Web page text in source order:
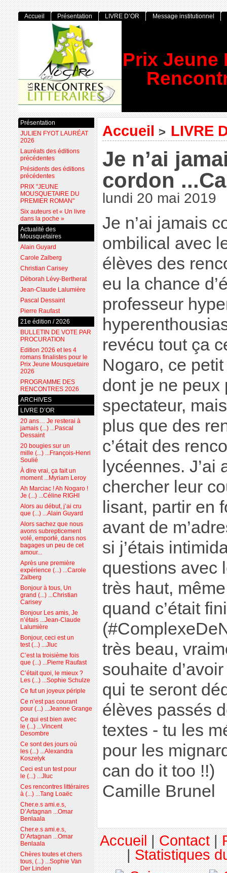
Prix Jeune
Accueil > LIVRE
Je n’ai
cordon
lundi 20 mai 2019
Je n’ai jamais
ombilical avec
élèves des
eu la chance
professeur
revécu tout ça
Nogaro, ce
dont je ne peux
spectateur,
plus que des
c’était des
lycéennes.
chercher leur
lisant, partir en
avant de
si j’étais
questions avec
très haut,
quand c’était fini
très beau,
souhaite
qui te seront
élèves passés
textes - tu les
pour les
can do it too !!)
Camille Brunel
Accueil Présentation LIVRE D’OR Message institutionnel
Présentation
JULIEN FYOT LAURÉAT
2026
Lauréats des éditions
précédentes
Présidents des éditions
précédentes
PRIX "JEUNE
MOUSQUETAIRE DU
PREMIER ROMAN"
Six auteurs et « Un livre
dans la poche »
Actualité des
Mousquetaires
Alain Guyard
Carole Zalberg
Christian Carisey
Déborah Lévy-Bertherat
Jean-Claude Lalumière
Pascal Dessaint
Pierre Raufast
21e édition / 2026
BULLETIN DE VOTE PAR
PROCURATION
Edition 2026 et les 4
romans finalistes pour le
Prix Jeune Mousquetaire
2026
PROGRAMME DES
RENCONTRES 2026
ARCHIVES
LIVRE D’OR
20 ans… Je resterai à
jamais (...) ...Pascal
Dessaint
20 bougies sur un
mille (...) ...François-Henri
Soulié
À dire vrai, ça fait un
moment ...Myriam Leroy
Ah Marciac ! Ah Nogaro !
Je (...) ...Céline RIGHI
Alors au début, j’ai cru
que (...) ...Alain Guyard
Alors sachez que nous
avons subrepticement
volé, emporté, dans nos
bagages un peu de cet
amour...
Après une première
expérience (...) ...Carole
Zalberg
Bonjour à tous, Un
grand (...) ...Christian
Carisey
Bonjour Les amis, Je
n’étais ...Jean-Claude
Lalumière
Bonjour, ceci est un
test (...) ...Jluc
C’est la troisième fois
que (...) ...Pierre Raufast
C’était quoi, le mieux ?
Les (...) ...Sophie Schulze
Ce fut un joyeux périple
Ce n’est pas courant
pour (...) ...Jeanne Grange
Ce qui est bien avec
le (...) ...Vincent
Desombre
Ce sont des jours où
les (...) ...Alexandra
Koszelyk
Ceci est un test pour
le (...) ...Jluc
Ces rencontres littéraires
à (...) ...Tang Loaëc
Cher.e.s ami.e.s,
D’Artagnan ...Omar
Benlaala
Cher.e.s ami.e.s,
D’Artagnan ...Omar
Benlaala
Chères toutes et chers
tous, (...) ...Sophie Van
Der Linden
Accueil|Contact|
|Statistiques